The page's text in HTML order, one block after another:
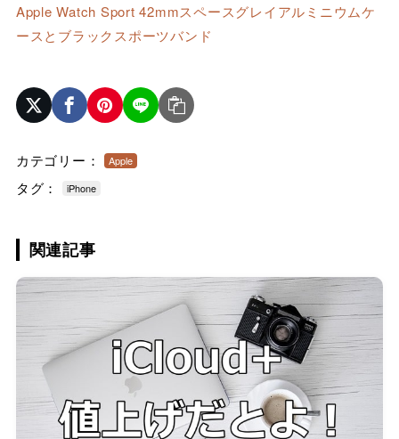
Apple Watch Sport 42mmスペースグレイアルミニウムケ
ースとブラックスポーツバンド
カテゴリー： Apple
タグ： iPhone
関連記事